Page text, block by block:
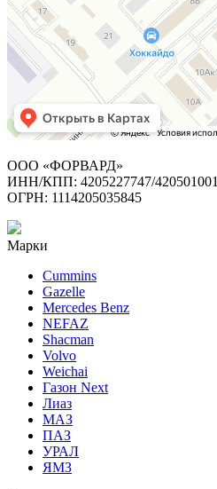
ООО «ФОРВАРД»
ИНН/КПП: 4205227747/420501001
ОГРН: 1114205035845
Марки
Cummins
Gazelle
Mercedes Benz
NEFAZ
Shacman
Volvo
Weichai
Газон Next
Лиаз
МАЗ
ПАЗ
УРАЛ
ЯМЗ